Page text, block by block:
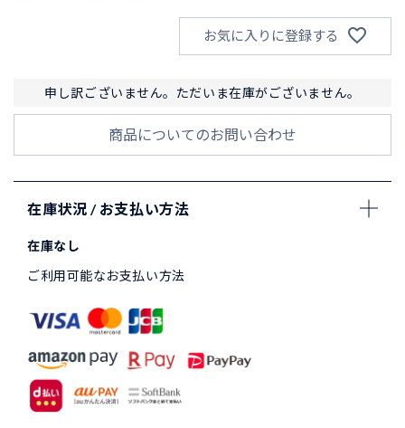
お気に入りに登録する
申し訳ございません。ただいま在庫がございません。
商品についてのお問い合わせ
在庫状況 / お支払い方法
在庫なし
ご利用可能なお支払い方法